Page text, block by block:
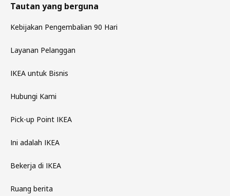
Tautan yang berguna
Kebijakan Pengembalian 90 Hari
Layanan Pelanggan
IKEA untuk Bisnis
Hubungi Kami
Pick-up Point IKEA
Ini adalah IKEA
Bekerja di IKEA
Ruang berita